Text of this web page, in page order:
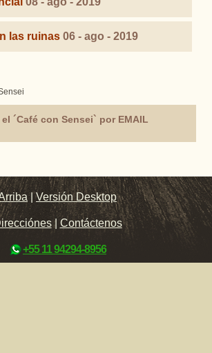
las ruinas 06 - ago - 2019
´Café con Sensei` por EMAIL
|Versión Desktop
| Contáctenos
+55 11 94294-8956